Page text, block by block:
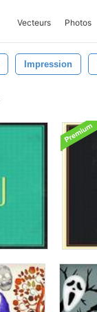
Vecteurs Photos
Impression